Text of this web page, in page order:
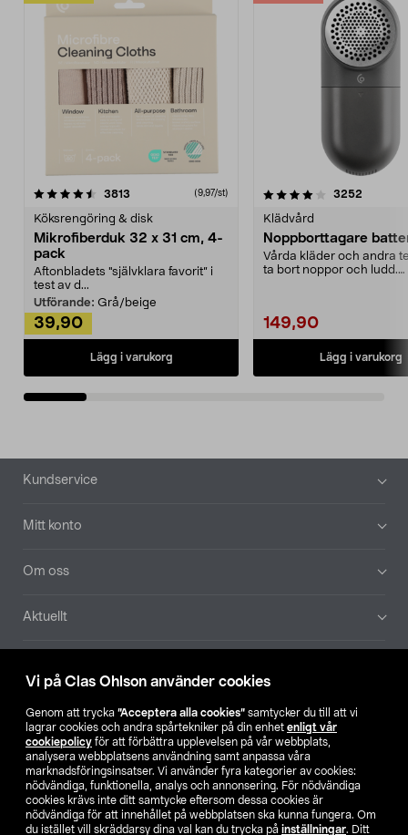
Vi på Clas Ohlson använder cookies
Genom att trycka ”Acceptera alla cookies” samtycker du till att vi
lagrar cookies och andra spårtekniker på din enhet enligt vår
cookiepolicy för att förbättra upplevelsen på vår webbplats,
analysera webbplatsens användning samt anpassa våra
marknadsföringsinsatser. Vi använder fyra kategorier av cookies:
nödvändiga, funktionella, analys och annonsering. För nödvändiga
cookies krävs inte ditt samtycke eftersom dessa cookies är
nödvändiga för att innehållet på webbplatsen ska kunna fungera. Om
du istället vill skräddarsy dina val kan du trycka på inställningar. Ditt
3813 (9,97/st)
Köksrengöring & disk
Mikrofiberduk 32 x 31 cm, 4-
pack
Aftonbladets "självklara favorit” i
test av d...
Utförande: Grå/beige
39,90
Lägg i varukorg
4.0av 5 stjärnor 3252
Klädvård
Noppborttagare
Vårda kläder och andra
ta bort noppor och ludd.
149,90
Lägg i varukorg
4.5av 5 stjärnor
Sidfot
Kundservice
Mitt konto
Om oss
Aktuellt
Hitta butik
SE NO FI